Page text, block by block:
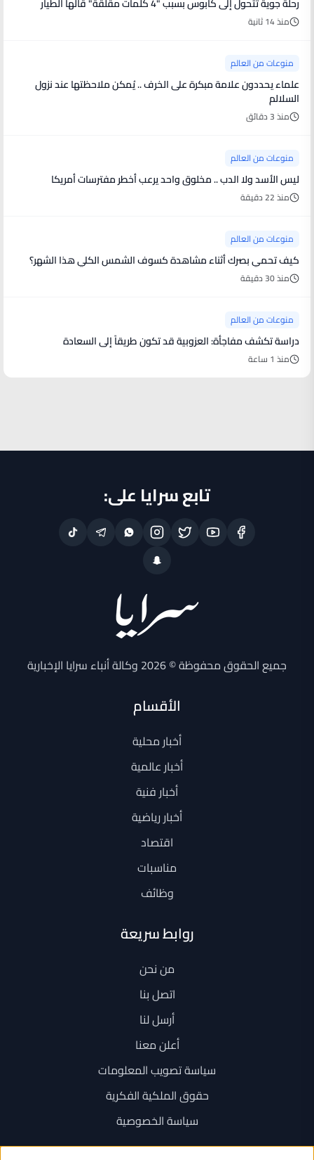
منذ 14 ثانية
منوعات من العالم
علماء يحددون علامة مبكرة على الخرف .. يُمكن ملاحظتها عند نزول
السلالم
منذ 3 دقائق
منوعات من العالم
ليس الأسد ولا الدب .. مخلوق واحد يرعب أخطر مفترسات أمريكا
منذ 22 دقيقة
منوعات من العالم
كيف تحمي بصرك أثناء مشاهدة كسوف الشمس الكلي هذا الشهر؟
منذ 30 دقيقة
منوعات من العالم
دراسة تكشف مفاجأة: العزوبية قد تكون طريقاً إلى السعادة
منذ 1 ساعة
تابع سرايا على:
جميع الحقوق محفوظة © 2026 وكالة أنباء سرايا الإخبارية
الأقسام
أخبار محلية
أخبار عالمية
أخبار فنية
أخبار رياضية
اقتصاد
مناسبات
وظائف
روابط سريعة
من نحن
اتصل بنا
أرسل لنا
أعلن معنا
سياسة تصويب المعلومات
حقوق الملكية الفكرية
سياسة الخصوصية